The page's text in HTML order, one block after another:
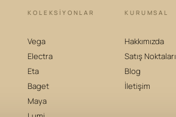
KOLEKSIYONLAR
Vega
Electra
Eta
Baget
Maya
KURUMSAL
Hakkımızda
Satış Noktaları
Blog
İletişim